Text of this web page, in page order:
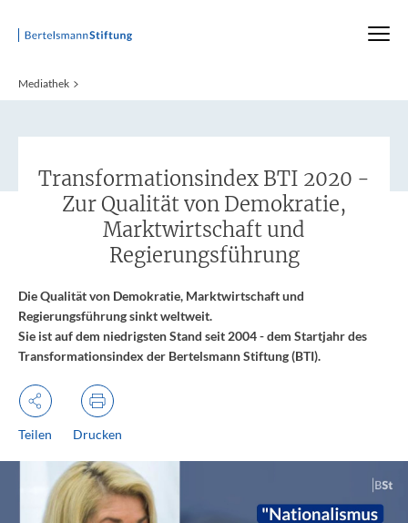
Startseite
Mediathek
:
Transformationsindex BTI 2020 -
Zur Qualität von Demokratie,
Marktwirtschaft und
Regierungsführung
Die Qualität von Demokratie, Marktwirtschaft und
Regierungsführung sinkt weltweit.
Sie ist auf dem niedrigsten Stand seit 2004 - dem Startjahr des
Transformationsindex der Bertelsmann Stiftung (BTI).
Teilen Drucken